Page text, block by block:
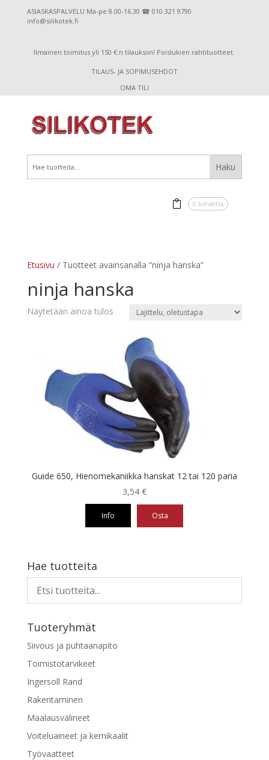
ASIASKASPALVELU Ma-pe 8.00-16.30 ☎ 010 321 9790
info@silikotek.fi
Ilmainen toimitus yli 150 €:n tilauksiin! Poislukien rahtituotteet.
TILAUS- JA SOPIMUSEHDOT
OMA TILI
0 kohdetta
Etusivu / Tuotteet avainsanalla “ninja hanska”
ninja hanska
Näytetään ainoa tulos
Guide 650, Hienomekaniikka hanskat 12 tai 120 paria
3,54 €
Info Osta
on
useampi
muunnelma.
Voit
valinnat
tuotteen
Hae tuotteita
Tuoteryhmät
Siivous ja puhtaanapito
Toimistotarvikeet
Ingersoll Rand
Rakentaminen
Maalausvälineet
Voiteluaineet ja kemikaalit
Työvaatteet